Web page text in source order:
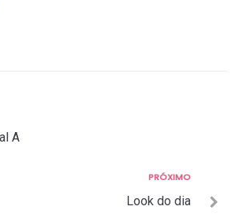
A
PRÓXIMO
Look do dia